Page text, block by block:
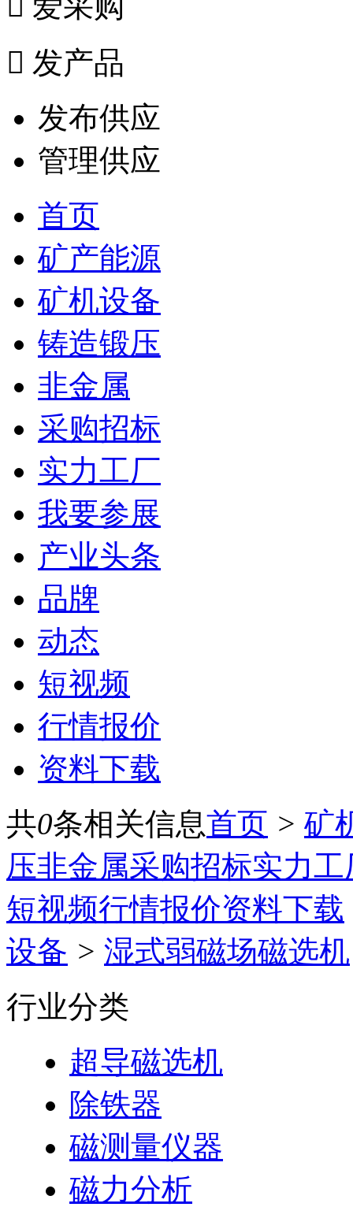
 发产品
发布供应
管理供应
首页
矿产能源
矿机设备
铸造锻压
非金属
采购招标
实力工厂
我要参展
产业头条
品牌
动态
短视频
行情报价
资料下载
共0条相关信息首页 > 矿
压非金属采购招标实力工
短视频行情报价资料下载
设备 > 湿式弱磁场磁选机
行业分类
超导磁选机
除铁器
磁测量仪器
磁力分析